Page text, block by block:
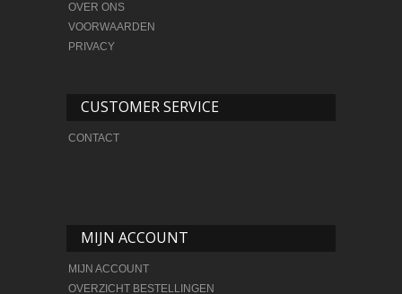
OVER ONS
VOORWAARDEN
PRIVACY
CUSTOMER SERVICE
CONTACT
MIJN ACCOUNT
MIJN ACCOUNT
OVERZICHT BESTELLINGEN